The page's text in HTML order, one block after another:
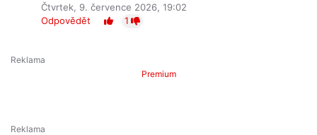
Čtvrtek, 9. července 2026, 19:02
Odpovědět
1
Premium